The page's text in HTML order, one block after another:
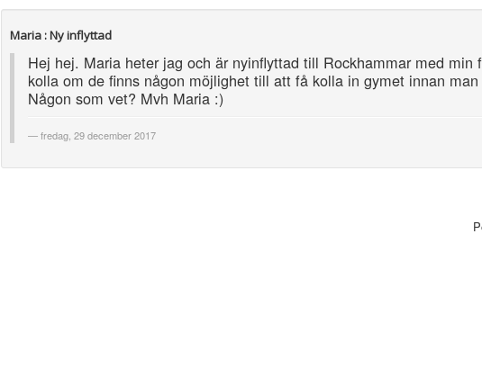
Maria : Ny inflyttad
Hej hej. Maria heter jag och är nyinflyttad till Rockhammar med min
kolla om de finns någon möjlighet till att få kolla in gymet innan man
Någon som vet? Mvh Maria :)
fredag, 29 december 2017